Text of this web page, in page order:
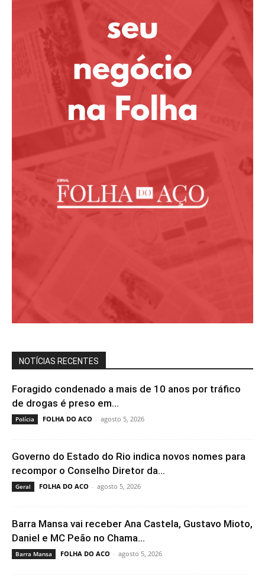
NOTÍCIAS RECENTES
Foragido condenado a mais de 10 anos por tráfico
de drogas é preso em...
Polícia FOLHA DO ACO - agosto 5, 2026
Governo do Estado do Rio indica novos nomes para
recompor o Conselho Diretor da...
Geral FOLHA DO ACO - agosto 5, 2026
Barra Mansa vai receber Ana Castela, Gustavo Mioto,
Daniel e MC Peão no Chama...
Barra Mansa FOLHA DO ACO - agosto 5, 2026